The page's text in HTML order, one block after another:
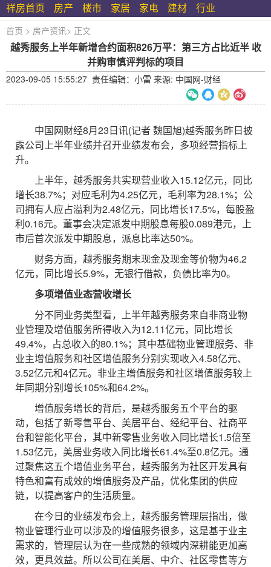
祥房首页 房产 楼市 家居 家电 建材 行业
首页 > 房产资讯> 正文
越秀服务上半年新增合约面积826万平：第三方占比近半 收
并购审慎评判标的项目
2023-09-05 15:55:27 责任编辑：小雷 来源: 中国网-财经
中国网财经8月23日讯(记者 魏国旭)越秀服务昨日披
露公司上半年业绩并召开业绩发布会，多项经营指标上
升。
上半年，越秀服务共实现营业收入15.12亿元，同比
增长38.7%；对应毛利为4.25亿元，毛利率为28.1%；公
司拥有人应占溢利为2.48亿元，同比增长17.5%，每股盈
利0.16元。董事会决定派发中期股息每股0.089港元，上
市后首次派发中期股息，派息比率达50%。
财务方面，越秀服务期末现金及现金等价物为46.2
亿元，同比增长5.9%，无银行借款，负债比率为0。
多项增值业态营收增长
分不同业务类型看，上半年越秀服务来自非商业物
业管理及增值服务所得收入为12.11亿元，同比增长
49.4%，占总收入的80.1%；其中基础物业管理服务、非
业主增值服务和社区增值服务分别实现收入4.58亿元、
3.52亿元和4亿元。非业主增值服务和社区增值服务较上
年同期分别增长105%和64.2%。
增值服务增长的背后，是越秀服务五个平台的驱
动，包括了新零售平台、美居平台、经纪平台、社商平
台和智能化平台，其中新零售业务收入同比增长1.5倍至
1.53亿元，美居业务收入同比增长61.4%至0.8亿元。通
过聚焦这五个增值业务平台，越秀服务为社区开发具有
特色和富有成效的增值服务及产品，优化集团的供应
链，以提高客户的生活质量。
在今日的业绩发布会上，越秀服务管理层指出，做
物业管理行业可以涉及的增值服务很多，这是基于业主
需求的，管理层认为在一些成熟的领域内深耕能更加高
效，更具效益。所以公司在美居、中介、社区零售等方